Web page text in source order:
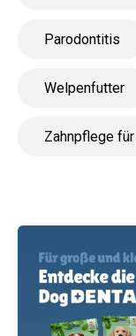
Parodontitis
Welpenfutter
Zahnpflege